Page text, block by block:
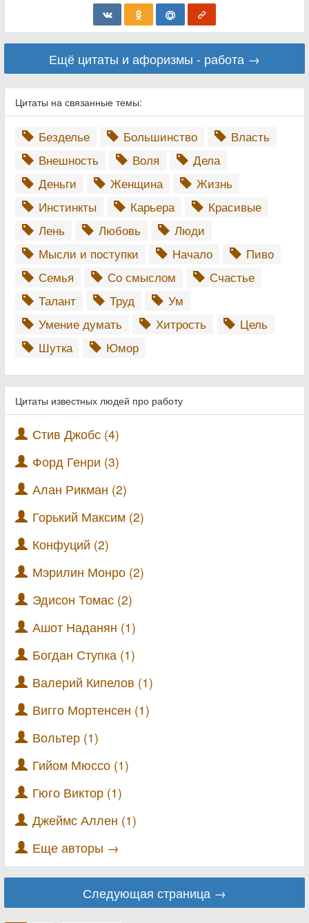
Ещё цитаты и афоризмы - работа →
Цитаты на связанные темы:
Безделье Большинство
Власть
Внешность
Воля
Дела
Деньги
Женщина
Жизнь
Инстинкты
Карьера
Красивые
Лень
Любовь
Люди
Мысли и поступки
Начало
Пиво
Семья
Со смыслом
Счастье
Талант
Труд
Ум
Умение думать
Хитрость
Цель
Шутка
Юмор
Цитаты известных людей про работу
Стив Джобс (4)
Форд Генри (3)
Алан Рикман (2)
Горький Максим (2)
Конфуций (2)
Мэрилин Монро (2)
Эдисон Томас (2)
Ашот Наданян (1)
Богдан Ступка (1)
Валерий Кипелов (1)
Вигго Мортенсен (1)
Вольтер (1)
Гийом Мюссо (1)
Гюго Виктор (1)
Джеймс Аллен (1)
Еще авторы →
Следующая страница →